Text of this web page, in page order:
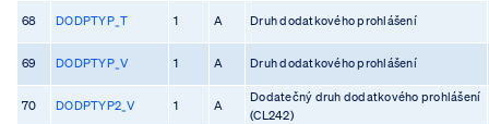
68 DODPTYP_T 1 A Druh dodatkového prohlášení
69 DODPTYP_V 1 A Druh dodatkového prohlášení
70 DODPTYP2_V 1 A
Dodatečný druh dodatkového prohlášení
(CL242)